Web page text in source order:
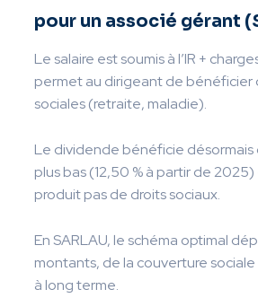
pour un associé gérant
Le salaire est soumis à l’IR +
permet au dirigeant de bénéficier
sociales (retraite, maladie).
Le dividende bénéficie désormais
plus bas (12,50 % à partir de 2025)
produit pas de droits sociaux.
En SARLAU, le schéma optimal
montants, de la couverture
à long terme.